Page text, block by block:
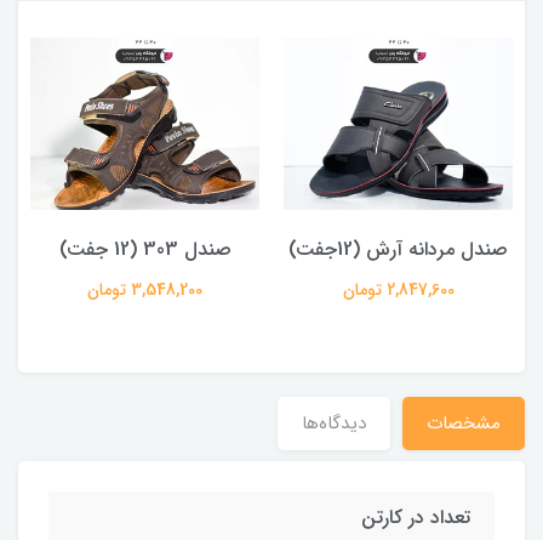
صندل مردانه آرش (12جفت)
2,847,600 تومان
صندل 303 (12 جفت)
3,548,200 تومان
مشخصات دیدگاه‌ها
تعداد در کارتن